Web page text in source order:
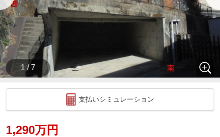
1 / 7
支払いシミュレーション
1,290万円